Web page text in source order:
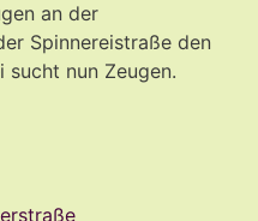
an der
Spinnereistraße den
nun Zeugen.